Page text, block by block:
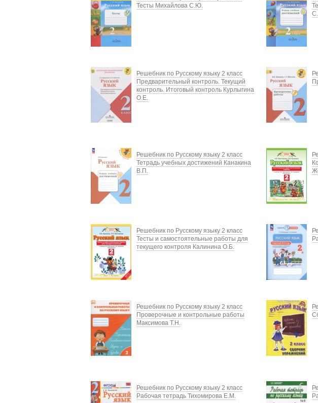
Тесты Михайлова С.Ю.
Решебник по Русскому языку 2 класс
Предварительный контроль. Текущий
контроль. Итоговый контроль Курлыгина
О.Е.
Решебник по Русскому языку 2 класс
Тетрадь учебных достижений Канакина
В.П.
Решебник по Русскому языку 2 класс
Тесты и самостоятельные работы для
текущего контроля Калинина О.Б.
Решебник по Русскому языку 2 класс
Проверочные и контрольные работы
Максимова Т.Н.
Решебник по Русскому языку 2 класс
Рабочая тетрадь Тихомирова Е.М.